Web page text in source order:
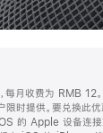
每月收费为 RMB 12
时提供。要兑换此优
的 Apple 设备连接